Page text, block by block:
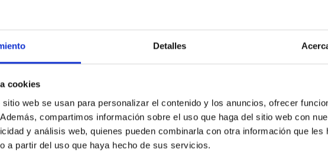
Detalles
cookies
web se usan para personalizar el contenido y los anuncios, ofrecer
compartimos información sobre el uso que haga del sitio web con
y análisis web, quienes pueden combinarla con otra información que les
a partir del uso que haya hecho de sus servicios.
The Gran Telescopio Canarias observes the closest
the first black holes grew
An international team led by researchers at the Kavli Institute for Cosmology
scientists from the Instituto de Astrofísica de Canarias (IAC), has discovered
Dots”. This finding opens a new window on how supermassive black holes
Observations with the Gran Telescopio Canarias have been crucial to
hereafter) are among the most interesting discoveries of the James Webb
Advertised on 02/23/2026 - 09:00:00